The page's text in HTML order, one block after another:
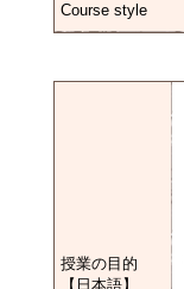
Course style
授業の目的
【日本語】